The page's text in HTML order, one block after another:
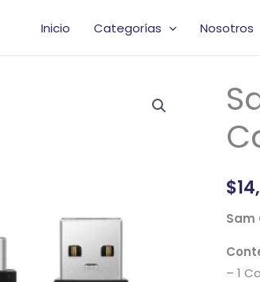
Inicio Categorías Nosotros
$
Sam
– 1
Sam
Tipo-
USB